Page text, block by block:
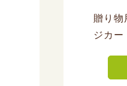
贈り物
ジカー